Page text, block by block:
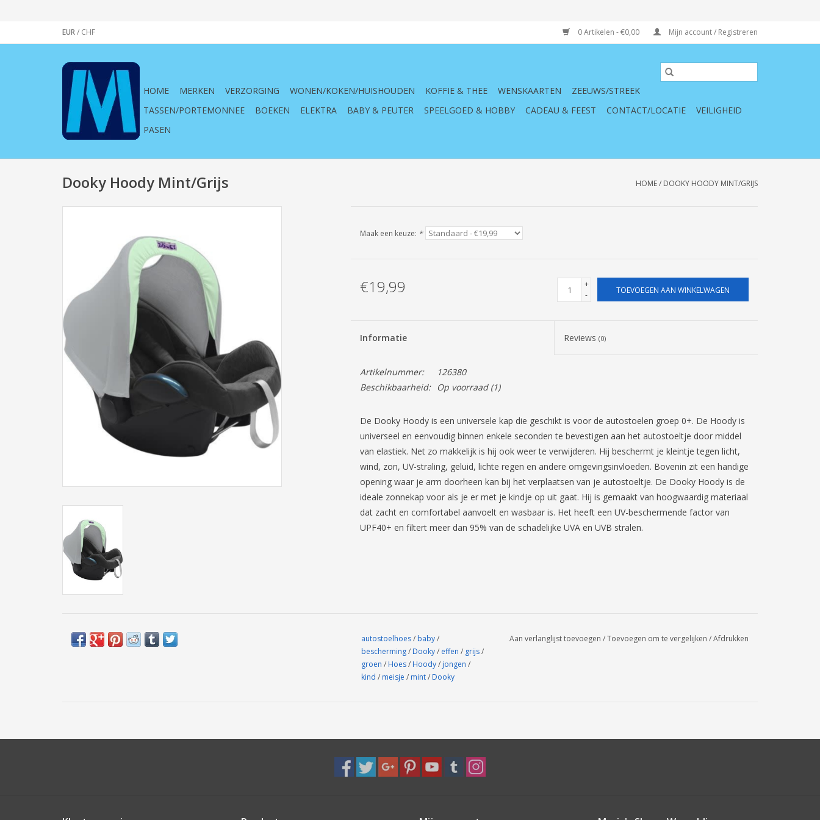
EUR/ CHF 0 Artikelen - €0,00 Mijn account / Registreren
HOME MERKEN VERZORGING WONEN/KOKEN/HUISHOUDEN KOFFIE & THEE WENSKAARTEN
ZEEUWS/STREEK
TASSEN/PORTEMONNEE
BOEKEN ELEKTRA BABY & PEUTER SPEELGOED & HOBBY CADEAU & FEEST CONTACT/LOCATIE
VEILIGHEID
PASEN
Dooky Hoody Mint/Grijs HOME/ DOOKY HOODY MINT/GRIJS
Maak een keuze: *
€19,99
+
-
TOEVOEGEN AAN WINKELWAGEN
Informatie Reviews(0)
Artikelnummer:
126380
Beschikbaarheid:
Op voorraad(1)
De Dooky Hoody is een universele kap die geschikt is voor de autostoelen groep 0+. De Hoody is
universeel en eenvoudig binnen enkele seconden te bevestigen aan het autostoeltje door middel
van elastiek. Net zo makkelijk is hij ook weer te verwijderen. Hij beschermt je kleintje tegen licht,
wind, zon, UV-straling, geluid, lichte regen en andere omgevingsinvloeden. Bovenin zit een handige
opening waar je arm doorheen kan bij het verplaatsen van je autostoeltje. De Dooky Hoody is de
ideale zonnekap voor als je er met je kindje op uit gaat. Hij is gemaakt van hoogwaardig materiaal
dat zacht en comfortabel aanvoelt en wasbaar is. Het heeft een UV-beschermende factor van
UPF40+ en filtert meer dan 95% van de schadelijke UVA en UVB stralen.
autostoelhoes/ baby/
bescherming/ Dooky/ effen / grijs/
groen / Hoes/ Hoody/ jongen /
kind / meisje / mint/ Dooky
Aan verlanglijst toevoegen /Toevoegen om te vergelijken /Afdrukken